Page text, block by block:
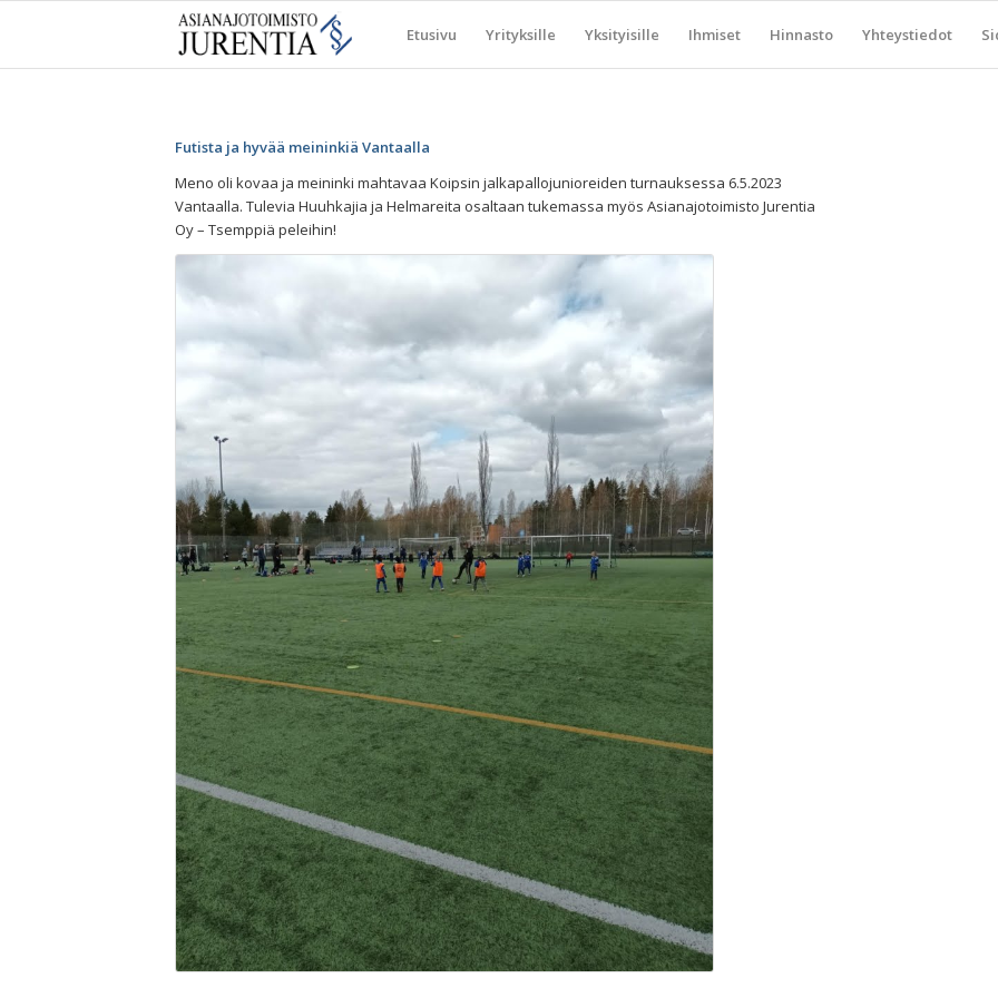
Etusivu Yrityksille Yksityisille Ihmiset Hinnasto Yhteystiedot
Futista ja hyvää meininkiä Vantaalla
Meno oli kovaa ja meininki mahtavaa Koipsin jalkapallojunioreiden turnauksessa 6.5.2023
Vantaalla. Tulevia Huuhkajia ja Helmareita osaltaan tukemassa myös Asianajotoimisto Jurentia
Oy – Tsemppiä peleihin!